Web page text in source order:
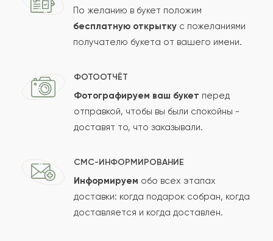
По желанию в букет положим
бесплатную открытку с пожеланиями
получателю букета от вашего имени.
ФОТООТЧЁТ
Фотографируем ваш букет перед
отправкой, чтобы вы были спокойны -
доставят то, что заказывали.
СМС-ИНФОРМИРОВАНИЕ
Информируем обо всех этапах
доставки: когда подарок собран, когда
доставляется и когда доставлен.